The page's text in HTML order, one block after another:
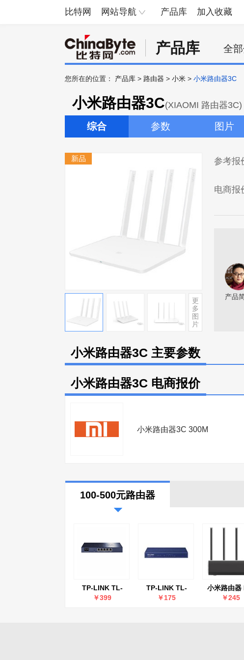
比特网 网站导航 产品库 加入收藏
产品库 全
您所在的位置： 产品库 > 路由器 > 小米 > 小米路由器3C
小米路由器3C(XIAOMI 路由器3C)
综合 参数 图片
新品
更
多
图
片
参考报
电商报
产品
小米路由器3C 主要参数
小米路由器3C 电商报价
小米路由器3C 300M
100-500元路由器
TP-LINK TL-
R483G
￥399
TP-LINK TL-
R473
￥175
小米路由器
￥245